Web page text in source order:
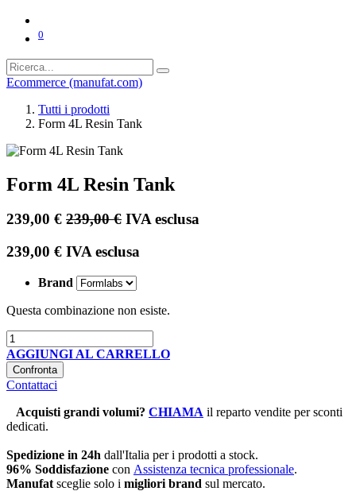
0
Ecommerce (manufat.com)
Tutti i prodotti
Form 4L Resin Tank
Form 4L Resin Tank
239,00 € 239,00€ IVA esclusa
239,00 € IVA esclusa
Brand
Questa combinazione non esiste.
AGGIUNGI AL CARRELLO
Confronta
Contattaci
Acquisti grandi volumi? CHIAMA il reparto vendite per sconti
dedicati.
Spedizione in 24h dall'Italia per i prodotti a stock.
96% Soddisfazione con Assistenza tecnica professionale.
Manufat sceglie solo i migliori brand sul mercato.